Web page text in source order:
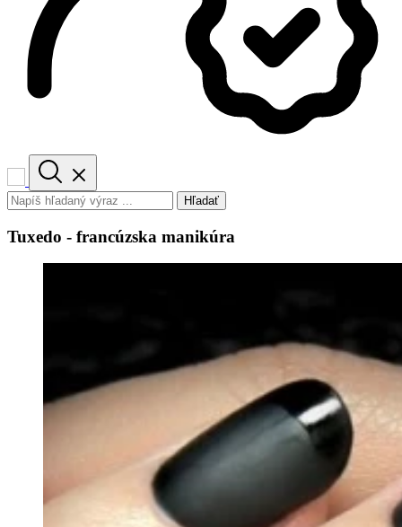
Hľadať
Tuxedo - francúzska manikúra